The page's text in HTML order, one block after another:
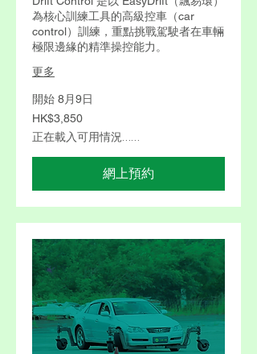
為核心訓練工具的高級控車（car
control）訓練，重點挑戰駕駛者在車輛
極限邊緣的精準操控能力。
更多
開始 8月9日
3,850
港
元
HK$3,850
正在載入可用情況……
網上預約